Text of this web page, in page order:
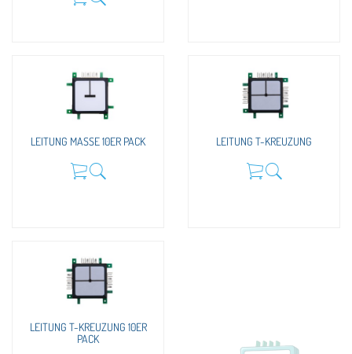
LEITUNG MASSE 10ER PACK LEITUNG T-KREUZUNG
LEITUNG T-KREUZUNG 10ER
PACK